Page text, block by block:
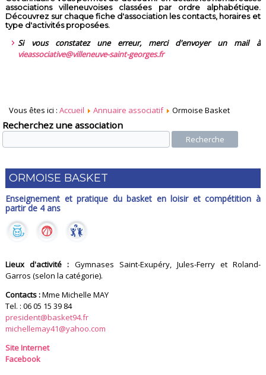
associations villeneuvoises classées par ordre alphabétique.
Découvrez sur chaque fiche d'association les contacts, horaires et
type d'activités proposées.
Si vous constatez une erreur, merci d'envoyer un mail à
vieassociative@villeneuve-saint-georges.fr
Vous êtes ici :Accueil Annuaire associatif Ormoise Basket
Recherchez une association
Recherche
ORMOISE BASKET
Enseignement et pratique du basket en loisir et compétition à
partir de 4 ans
Lieux d'activité : Gymnases Saint-Exupéry, Jules-Ferry et Roland-
Garros (selon la catégorie).
Contacts :Mme Michelle MAY
Tel. : 06 05 15 39 84
president@basket94.fr
michellemay41@yahoo.com
Site Internet
Facebook